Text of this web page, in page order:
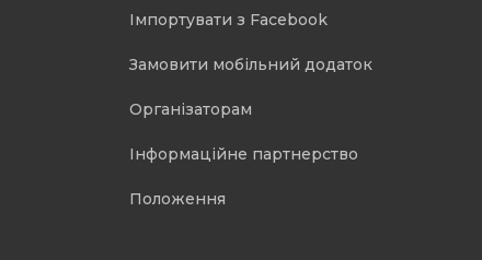
Імпортувати з Facebook
Замовити мобільний додаток
Організаторам
Інформаційне партнерство
Положення